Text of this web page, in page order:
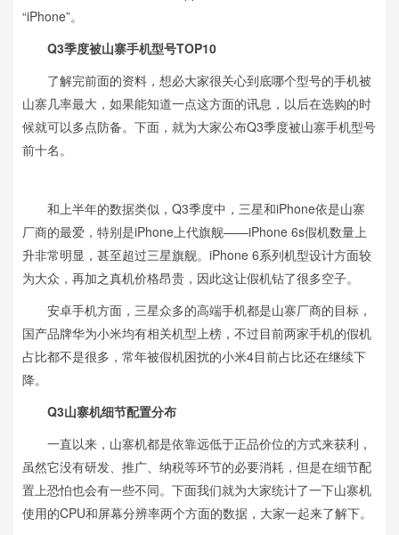
“iPhone”。
Q3季度被山寨手机型号TOP10
了解完前面的资料，想必大家很关心到底哪个型号的手机被
山寨几率最大，如果能知道一点这方面的讯息，以后在选购的时
候就可以多点防备。下面，就为大家公布Q3季度被山寨手机型号
前十名。
和上半年的数据类似，Q3季度中，三星和iPhone依是山寨
厂商的最爱，特别是iPhone上代旗舰——iPhone 6s假机数量上
升非常明显，甚至超过三星旗舰。iPhone 6系列机型设计方面较
为大众，再加之真机价格昂贵，因此这让假机钻了很多空子。
安卓手机方面，三星众多的高端手机都是山寨厂商的目标，
国产品牌华为小米均有相关机型上榜，不过目前两家手机的假机
占比都不是很多，常年被假机困扰的小米4目前占比还在继续下
降。
Q3山寨机细节配置分布
一直以来，山寨机都是依靠远低于正品价位的方式来获利，
虽然它没有研发、推广、纳税等环节的必要消耗，但是在细节配
置上恐怕也会有一些不同。下面我们就为大家统计了一下山寨机
使用的CPU和屏幕分辨率两个方面的数据，大家一起来了解下。